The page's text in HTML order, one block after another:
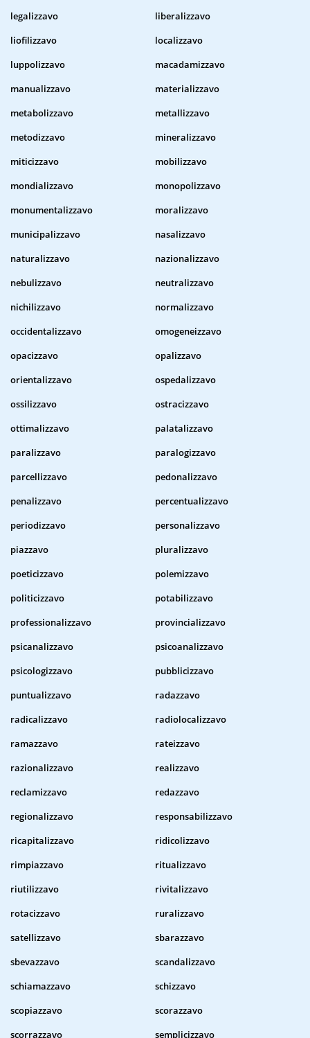
legalizzavo
liberalizzavo
liofilizzavo
localizzavo
luppolizzavo
macadamizzavo
manualizzavo
materializzavo
metabolizzavo
metallizzavo
metodizzavo
mineralizzavo
miticizzavo
mobilizzavo
mondializzavo
monopolizzavo
monumentalizzavo
moralizzavo
municipalizzavo
nasalizzavo
naturalizzavo
nazionalizzavo
nebulizzavo
neutralizzavo
nichilizzavo
normalizzavo
occidentalizzavo
omogeneizzavo
opacizzavo
opalizzavo
orientalizzavo
ospedalizzavo
ossilizzavo
ostracizzavo
ottimalizzavo
palatalizzavo
paralizzavo
paralogizzavo
parcellizzavo
pedonalizzavo
penalizzavo
percentualizzavo
periodizzavo
personalizzavo
piazzavo
pluralizzavo
poeticizzavo
polemizzavo
politicizzavo
potabilizzavo
professionalizzavo
provincializzavo
psicanalizzavo
psicoanalizzavo
psicologizzavo
pubblicizzavo
puntualizzavo
radazzavo
radicalizzavo
radiolocalizzavo
ramazzavo
rateizzavo
razionalizzavo
realizzavo
reclamizzavo
redazzavo
regionalizzavo
responsabilizzavo
ricapitalizzavo
ridicolizzavo
rimpiazzavo
ritualizzavo
riutilizzavo
rivitalizzavo
rotacizzavo
ruralizzavo
satellizzavo
sbarazzavo
sbevazzavo
scandalizzavo
schiamazzavo
schizzavo
scopiazzavo
scorazzavo
scorrazzavo
semplicizzavo